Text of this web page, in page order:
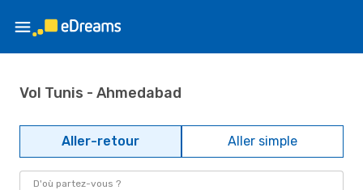
Vol Tunis - Ahmedabad
Aller-retour Aller simple
D'où partez-vous ?